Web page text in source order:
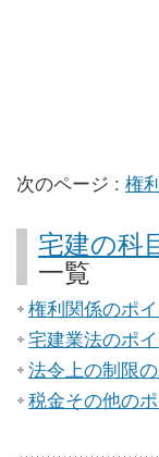
次のページ : 権
宅建の科
一覧
権利関係のポ
宅建業法のポ
法令上の制限
税金その他の